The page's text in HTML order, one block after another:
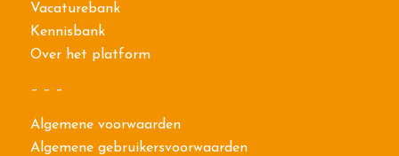
Vacaturebank
Kennisbank
Over het platform
– – –
Algemene voorwaarden
Algemene gebruikersvoorwaarden